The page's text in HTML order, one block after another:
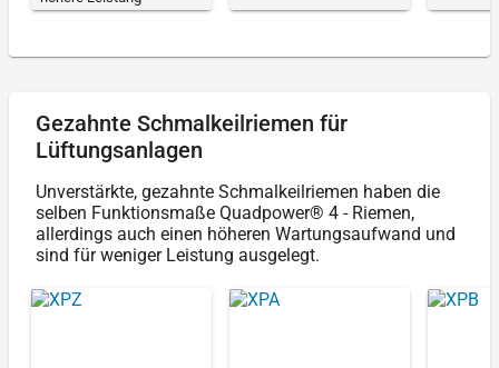
Gezahnte Schmalkeilriemen für
Lüftungsanlagen
Unverstärkte, gezahnte Schmalkeilriemen haben die
selben Funktionsmaße Quadpower® 4 - Riemen,
allerdings auch einen höheren Wartungsaufwand und
sind für weniger Leistung ausgelegt.